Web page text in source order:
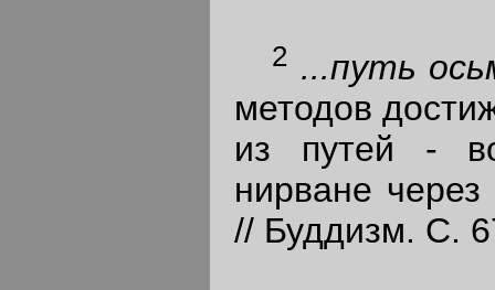
2 ...путь
методов
из путей -
нирване
// Буддизм. С.